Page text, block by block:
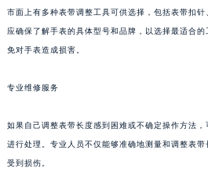
市面上有多种表带调整工具可供选择，包括表带扣针
应确保了解手表的具体型号和品牌，以选择最适合
免对手表造成损害。
专业维修服务
如果自己调整表带长度感到困难或不确定操作方法
进行处理。专业人员不仅能够准确地测量和调整表
受到损伤。